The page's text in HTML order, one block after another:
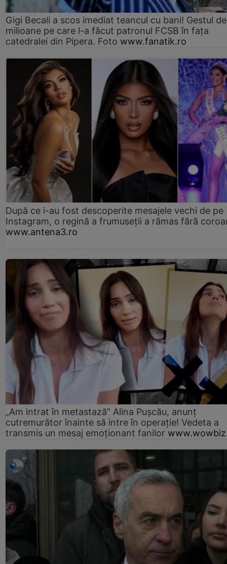
Gigi Becali a scos imediat teancul cu bani! Gestul de
milioane pe care l-a făcut patronul FCSB în fața
catedralei din Pipera. Foto www.fanatik.ro
După ce i-au fost descoperite mesajele vechi de pe
Instagram, o regină a frumuseții a rămas fără
www.antena3.ro
„Am intrat în metastază” Alina Pușcău, anunț
cutremurător înainte să intre în operație! Vedeta a
transmis un mesaj emoționant fanilor